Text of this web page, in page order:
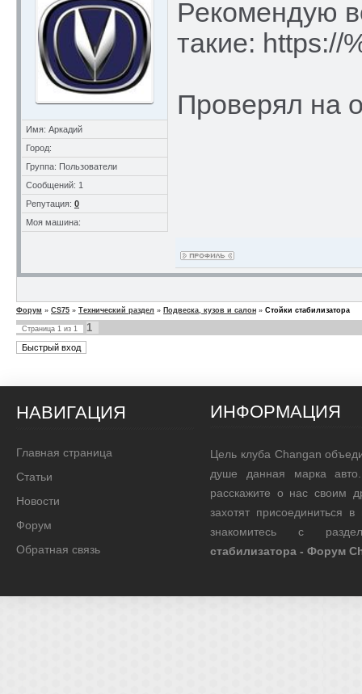
Имя: Аркадий
Город:
Группа: Пользователи
Сообщений: 1
Репутация: 0
Моя машина:
Рекомендую
такие: https://
Проверял на
Форум » CS75 » Технический раздел » Подвеска, кузов и салон » Стойки стабилизатора
Страница 1 из 1 1
НАВИГАЦИЯ
Главная страница
Статьи
Новости
Форум
Обратная связь
ИНФОРМАЦИЯ
Цель клуба Changan
душе данная марка
расскажите о нас своим
захотят присоединиться
знакомитесь с
стабилизатора - Форум